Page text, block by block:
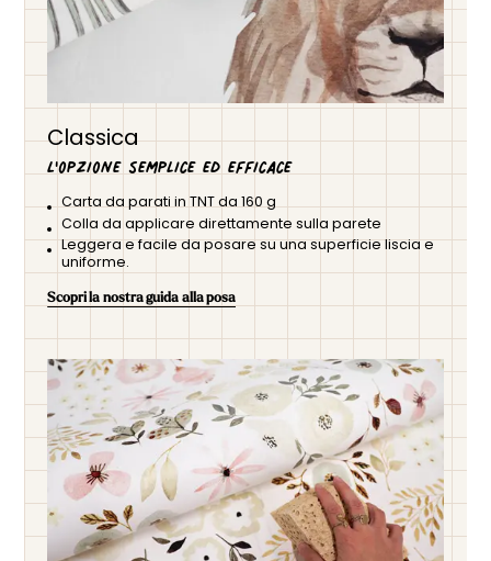
Classica
L'opzione semplice ed efficace
Carta da parati in TNT da 160 g
Colla da applicare direttamente sulla parete
Leggera e facile da posare su una superficie liscia e
uniforme.
Scopri la nostra guida alla posa